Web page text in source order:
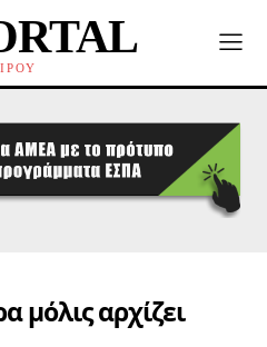
μόλις αρχίζει